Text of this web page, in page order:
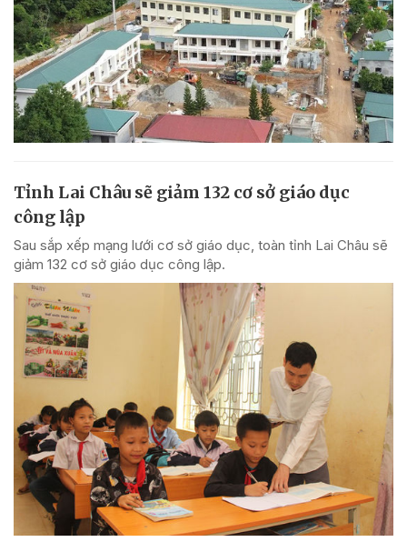
Tỉnh Lai Châu sẽ giảm 132 cơ sở giáo dục
công lập
Sau sắp xếp mạng lưới cơ sở giáo dục, toàn tỉnh Lai Châu sẽ
giảm 132 cơ sở giáo dục công lập.